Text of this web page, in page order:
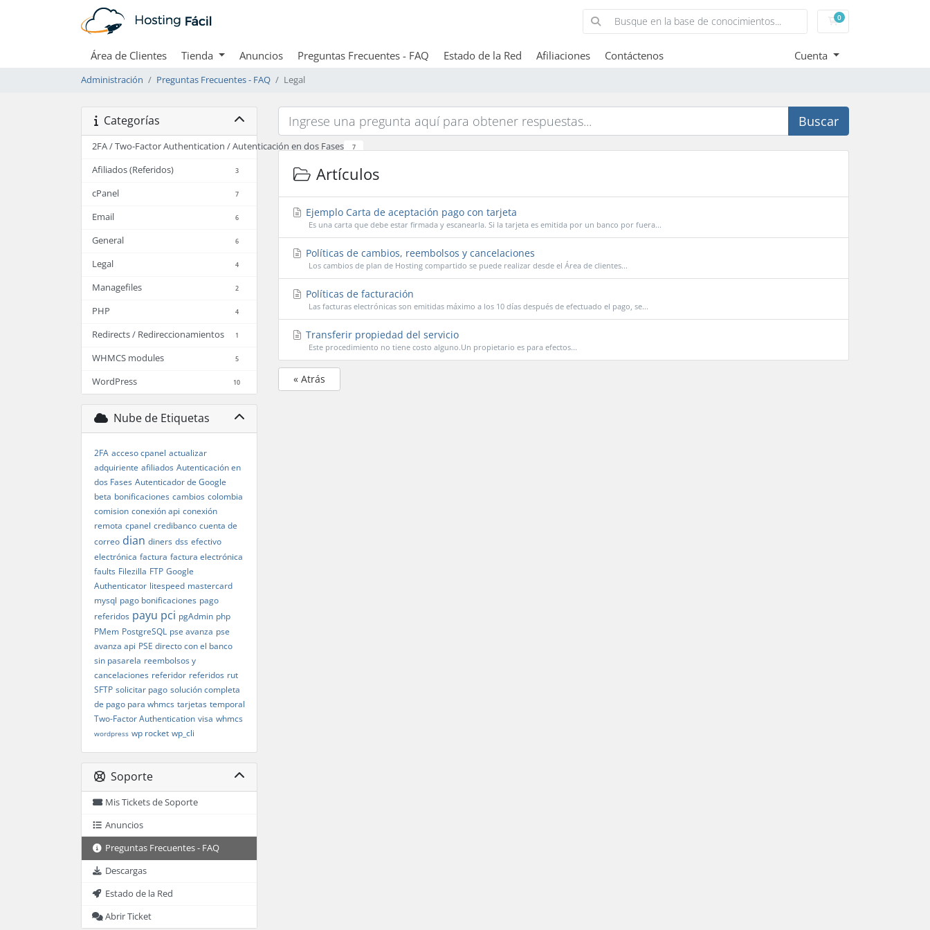
0Carro de Pedidos
Área de Clientes Tienda Anuncios Preguntas Frecuentes - FAQ Estado de la Red Afiliaciones Contáctenos Cuenta
Administración Preguntas Frecuentes - FAQ Legal
Categorías
2FA / Two-Factor Authentication / Autenticación en dos Fases 7
Afiliados (Referidos) 3
cPanel 7
Email 6
General 6
Legal 4
Managefiles 2
PHP 4
Redirects / Redireccionamientos 1
WHMCS modules 5
WordPress 10
Nube de Etiquetas
2FA acceso cpanel actualizar
adquiriente afiliados Autenticación en
dos Fases Autenticador de Google
beta bonificaciones cambios colombia
comision conexión api conexión
remota cpanel credibanco cuenta de
correo dian diners dss efectivo
electrónica factura factura electrónica
faults Filezilla FTP Google
Authenticator litespeed mastercard
mysql pago bonificaciones pago
referidos payu pci pgAdmin php
PMem PostgreSQL pse avanza pse
avanza api PSE directo con el banco
sin pasarela reembolsos y
cancelaciones referidor referidos rut
SFTP solicitar pago solución completa
de pago para whmcs tarjetas temporal
Two-Factor Authentication visa whmcs
wordpress wp rocket wp_cli
Soporte
Mis Tickets de Soporte
Anuncios
Preguntas Frecuentes - FAQ
Descargas
Estado de la Red
Abrir Ticket
Buscar
Artículos
Ejemplo Carta de aceptación pago con tarjeta
Es una carta que debe estar firmada y escanearla. Si la tarjeta es emitida por un banco por fuera...
Políticas de cambios, reembolsos y cancelaciones
Los cambios de plan de Hosting compartido se puede realizar desde el Área de clientes...
Políticas de facturación
Las facturas electrónicas son emitidas máximo a los 10 días después de efectuado el pago, se...
Transferir propiedad del servicio
Este procedimiento no tiene costo alguno.Un propietario es para efectos...
« Atrás